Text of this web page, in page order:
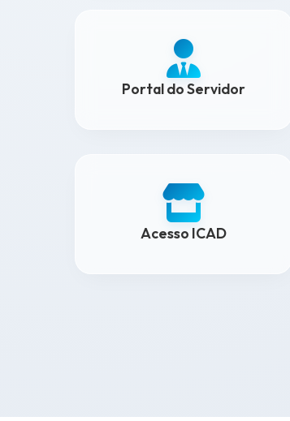
Portal do Servidor
Acesso ICAD